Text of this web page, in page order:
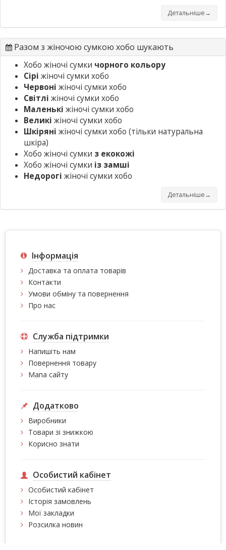
Детальніше→
Разом з жіночою сумкою хобо шукають
Хобо жіночі сумки чорного кольору
Сірі жіночі сумки хобо
Червоні жіночі сумки хобо
Світлі жіночі сумки хобо
Маленькі жіночі сумки хобо
Великі жіночі сумки хобо
Шкіряні жіночі сумки хобо (тільки натуральна
шкіра)
Хобо жіночі сумки з екокожі
Хобо жіночі сумки із замші
Недорогі жіночі сумки хобо
Детальніше→
Інформація
Доставка та оплата товарів
Контакти
Умови обміну та повернення
Про нас
Служба підтримки
Напишіть нам
Повернення товару
Мапа сайту
Додатково
Виробники
Товари зі знижкою
Корисно знати
Особистий кабінет
Особистий кабінет
Історія замовлень
Мої закладки
Розсилка новин